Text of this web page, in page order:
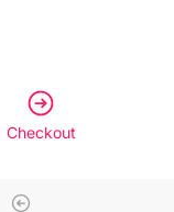
Checkout